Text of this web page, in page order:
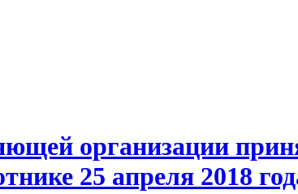
организации
25 апреля 2018